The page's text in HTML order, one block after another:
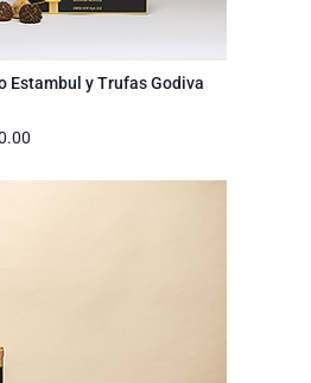
Estambul y Trufas Godiva